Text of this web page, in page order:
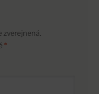
zverejnená.
*